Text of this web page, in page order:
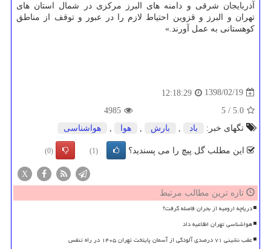
آذربایجان شرقی و دامنه های البرز مركزی در شمال استان های
تهران و البرز و قزوین احتیاط لازم را در عبور و توقف از مناطق
كوهستانی به عمل آورند.»
1398/02/19
12:18:29
5.0
/
5
4985
تگهای خبر:
باد , بارش , هوا , هواشناسی
این مطلب گل پیچ را می پسندید؟ (1)
(0)
X
تازه ترین مطالب مرتبط
دریاچه ارومیه از بحران فاصله گرفت؟
هواشناسی تهران اطلاعیه داد
عقب نشینی ۷۱ درصدی آلودگی از آسمان پایتخت تهران ۱۴۰۵ در راه تنفس